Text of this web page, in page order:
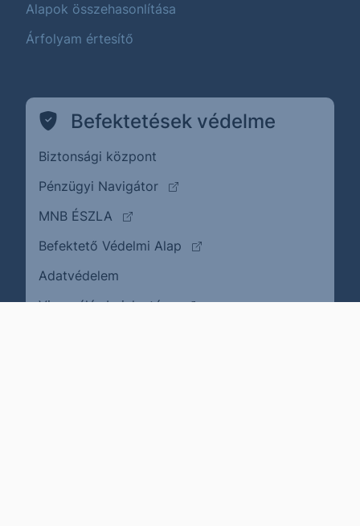
Alapok összehasonlítása
Árfolyam értesítő
Befektetések védelme
Biztonsági központ
Pénzügyi Navigátor
(külső oldalra ugrik)
MNB ÉSZLA
(külső oldalra ugrik)
Befektető Védelmi Alap
(külső oldalra ugrik)
Adatvédelem
Visszaélés bejelentése(külső oldalra ugrik)